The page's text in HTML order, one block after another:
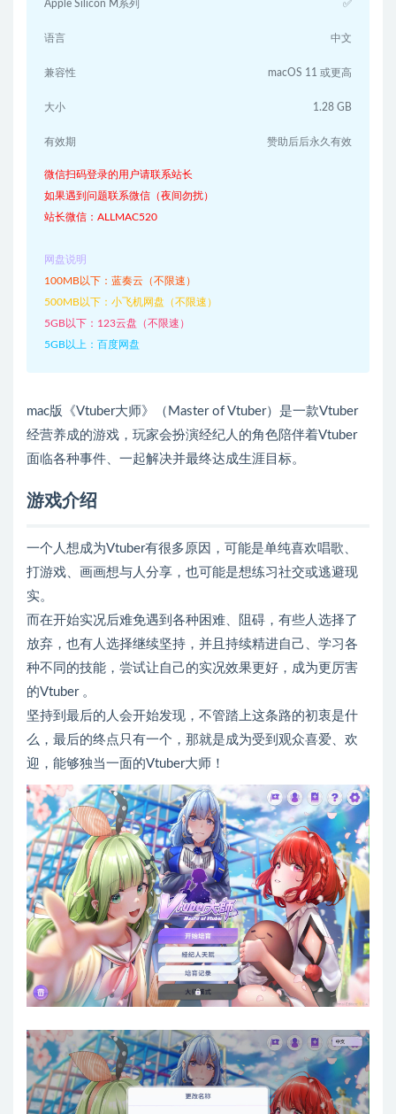
Apple Silicon M系列 ✅
语言 中文
兼容性 macOS 11 或更高
大小 1.28 GB
有效期 赞助后后永久有效
微信扫码登录的用户请联系站长
如果遇到问题联系微信（夜间勿扰）
站长微信：ALLMAC520
网盘说明
100MB以下：蓝奏云（不限速）
500MB以下：小飞机网盘（不限速）
5GB以下：123云盘（不限速）
5GB以上：百度网盘
mac版《Vtuber大师》（Master of Vtuber）是一款Vtuber
经营养成的游戏，玩家会扮演经纪人的角色陪伴着Vtuber
面临各种事件、一起解决并最终达成生涯目标。
游戏介绍
一个人想成为Vtuber有很多原因，可能是单纯喜欢唱歌、
打游戏、画画想与人分享，也可能是想练习社交或逃避现
实。
而在开始实况后难免遇到各种困难、阻碍，有些人选择了
放弃，也有人选择继续坚持，并且持续精进自己、学习各
种不同的技能，尝试让自己的实况效果更好，成为更厉害
的Vtuber 。
坚持到最后的人会开始发现，不管踏上这条路的初衷是什
么，最后的终点只有一个，那就是成为受到观众喜爱、欢
迎，能够独当一面的Vtuber大师！